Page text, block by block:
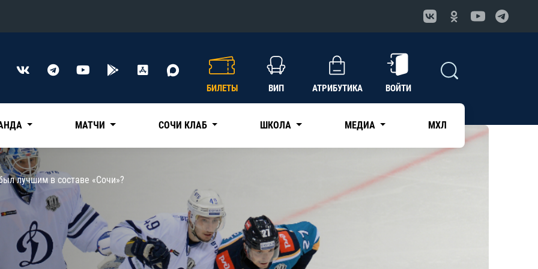
Конференция «Восток»
Трактор
Дивизион Чернышева
Авангард
Адмирал
КХЛ
БИЛЕТЫ ВИП АТРИБУТИКА ВОЙТИ
МАТЧИ СОЧИ КЛАБ ШКОЛА МЕДИА МХЛ
лучшим в составе «Сочи»?